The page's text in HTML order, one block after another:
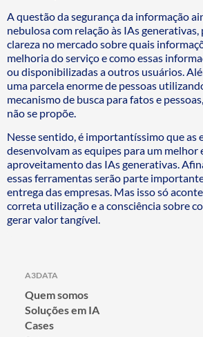
A questão da segurança da informação
nebulosa com relação às IAs generativas,
clareza no mercado sobre quais
melhoria do serviço e como essas
ou disponibilizadas a outros usuários.
uma parcela enorme de pessoas
mecanismo de busca para fatos e
não se propõe.
Nesse sentido, é importantíssimo que as
desenvolvam as equipes para um
aproveitamento das IAs generativas.
essas ferramentas serão parte
entrega das empresas. Mas isso só
correta utilização e a consciência sobre
gerar valor tangível.
A3DATA
Quem somos
Soluções em IA
Cases